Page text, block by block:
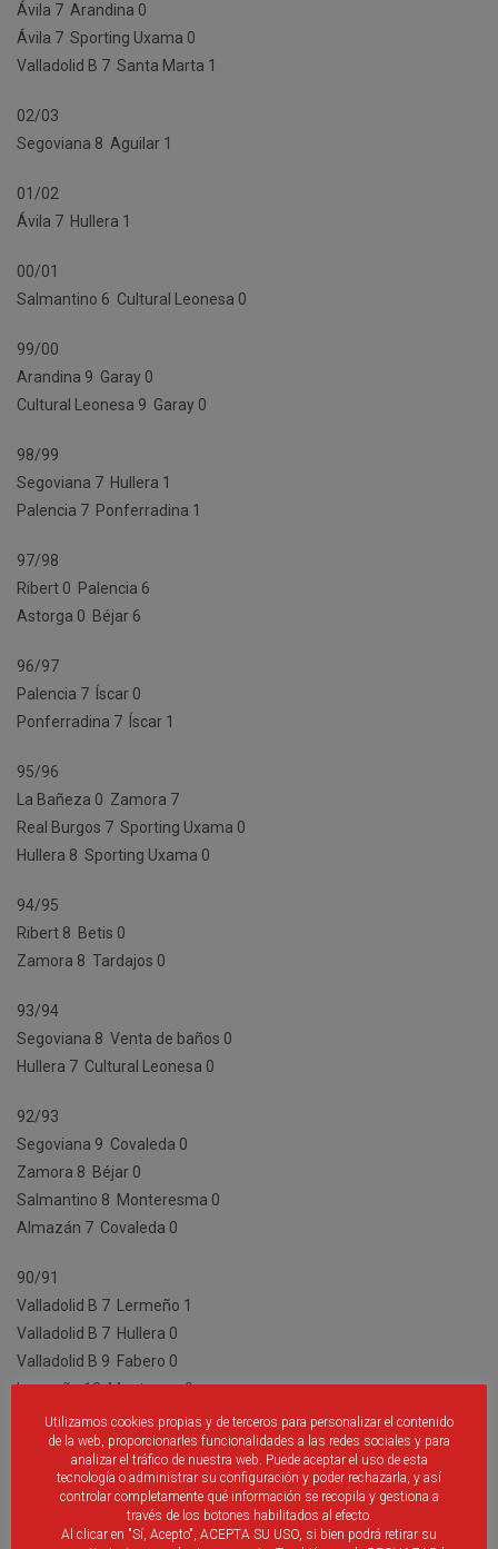
Ávila 7  Arandina 0
Ávila 7  Sporting Uxama 0
Valladolid B 7  Santa Marta 1
02/03
Segoviana 8  Aguilar 1
01/02
Ávila 7  Hullera 1
00/01
Salmantino 6  Cultural Leonesa 0
99/00
Arandina 9  Garay 0
Cultural Leonesa 9  Garay 0
98/99
Segoviana 7  Hullera 1
Palencia 7  Ponferradina 1
97/98
Ribert 0  Palencia 6
Astorga 0  Béjar 6
96/97
Palencia 7  Íscar 0
Ponferradina 7  Íscar 1
95/96
La Bañeza 0  Zamora 7
Real Burgos 7  Sporting Uxama 0
Hullera 8  Sporting Uxama 0
94/95
Ribert 8  Betis 0
Zamora 8  Tardajos 0
93/94
Segoviana 8  Venta de baños 0
Hullera 7  Cultural Leonesa 0
92/93
Segoviana 9  Covaleda 0
Zamora 8  Béjar 0
Salmantino 8  Monteresma 0
Almazán 7  Covaleda 0
90/91
Valladolid B 7  Lermeño 1
Valladolid B 7  Hullera 0
Valladolid B 9  Fabero 0
Lermeño 12  Monterrey 0
89/90
Arandina 9  Hullera 2
Numancia 8  Endesa 0
Utilizamos cookies propias y de terceros para personalizar el contenido
de la web, proporcionarles funcionalidades a las redes sociales y para
analizar el tráfico de nuestra web. Puede aceptar el uso de esta
tecnología o administrar su configuración y poder rechazarla, y así
controlar completamente qué información se recopila y gestiona a
través de los botones habilitados al efecto.
Al clicar en "Sí, Acepto", ACEPTA SU USO, si bien podrá retirar su